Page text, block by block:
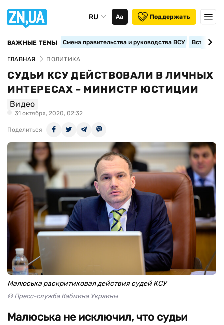
RU Аа Поддержать
ВАЖНЫЕ ТЕМЫ Смена правительства и руководства ВСУ
ГЛАВНАЯ ПОЛИТИКА
СУДЬИ КСУ ДЕЙСТВОВАЛИ В ЛИЧНЫХ
ИНТЕРЕСАХ – МИНИСТР ЮСТИЦИИ
Видео
31 октября, 2020, 02:32
Поделиться
Малюська раскритиковал действия судей КСУ
© Пресс-служба Кабмина Украины
Малюська не исключил, что судьи